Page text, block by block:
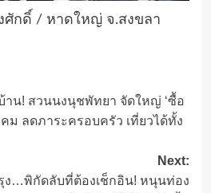
ศักดิ์ / หาดใหญ่ จ.สงขลา
าน! สวนนงนุชพัทยา จัดใหญ่ ‘ซื้อ
ม ลดภาระครอบครัว เที่ยวได้ทั้ง
Next:
ง…พิกัดลับที่ต้องเช็กอิน! หนุนท่อง